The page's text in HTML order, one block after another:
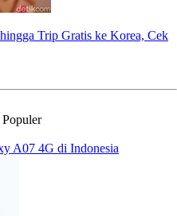
Trip Gratis ke Korea, Cek
Populer
A07 4G di Indonesia